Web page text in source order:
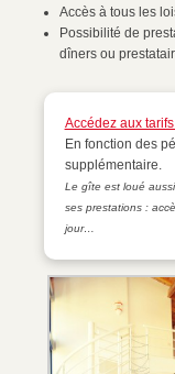
Accès à tous les
Possibilité de
dîners ou
Accédez aux
En fonction des
supplémentaire.
Le gîte est loué
ses prestations :
jour…